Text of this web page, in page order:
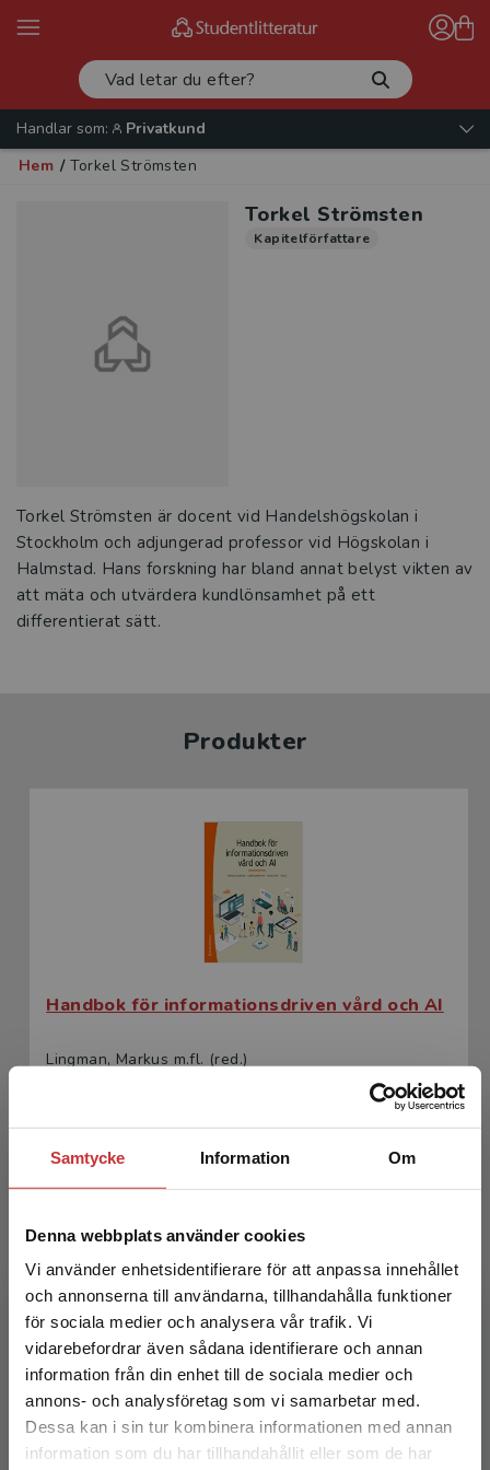
Samtycke Information Om
Denna webbplats använder cookies
Vi använder enhetsidentifierare för att anpassa innehållet
och annonserna till användarna, tillhandahålla funktioner
för sociala medier och analysera vår trafik. Vi
vidarebefordrar även sådana identifierare och annan
information från din enhet till de sociala medier och
annons- och analysföretag som vi samarbetar med.
Dessa kan i sin tur kombinera informationen med annan
information som du har tillhandahållit eller som de har
Begränsad fraktregion
Det verkar som att du besöker
Handlar som:
Privatkund
Hem / Torkel Strömsten
Torkel Strömsten
Kapitelförfattare
Torkel Strömsten är docent vid Handelshögskolan i
Stockholm och adjungerad professor vid Högskolan i
Halmstad. Hans forskning har bland annat belyst vikten av
att mäta och utvärdera kundlönsamhet på ett
differentierat sätt.
Produkter
Handbok för informationsdriven vård och AI
Lingman, Markus m.fl. (red.)
Handbok för informationsdriven vård och AI
Lingman, Markus m.fl. (red.)
216 krinkl. moms